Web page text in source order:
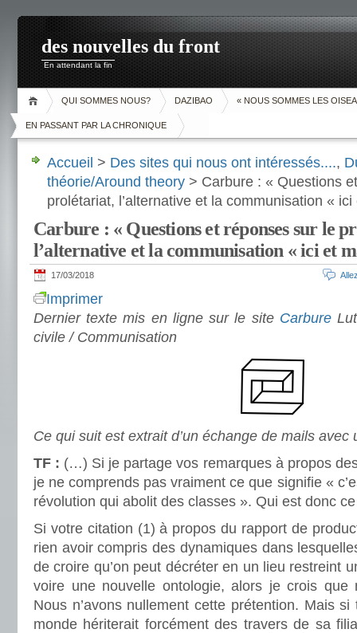
des nouvelles du front
En attendant la fin
QUI SOMMES NOUS? DAZIBAO « NOUS SOMMES LES
EN PASSANT PAR LA CHRONIQUE
Accueil > Des sites qui nous ont intéressés....,
théorie/Around theory > Carbure : « Questions
prolétariat, l’alternative et la communisation «
Carbure : « Questions et réponses sur le
l’alternative et la communisation « ici et
17/03/2018
Imprimer
Dernier texte mis en ligne sur le site Carbure
civile / Communisation
Ce qui suit est extrait d’un échange de mails avec
TF : (…) Si je partage vos remarques à propos
je ne comprends pas vraiment ce que signifie «
révolution qui abolit des classes ». Qui est donc
Si votre citation (1) à propos du rapport de
rien avoir compris des dynamiques dans
de croire qu’on peut décréter en un lieu restreint
voire une nouvelle ontologie, alors je crois que
Nous n’avons nullement cette prétention. Mais
monde hériterait forcément des travers de sa